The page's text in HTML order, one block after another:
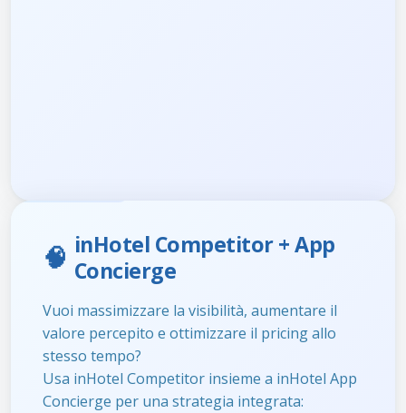
🧠 inHotel Competitor + App
Concierge
Vuoi massimizzare la visibilità, aumentare il
valore percepito e ottimizzare il pricing allo
stesso tempo?
Usa inHotel Competitor insieme a inHotel App
Concierge per una strategia integrata: